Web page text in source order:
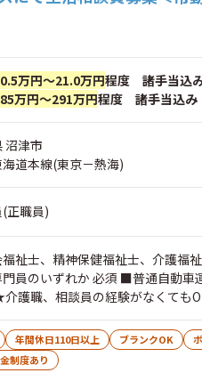
万円～21.0万円程度 諸手当込
万円～291万円程度 諸手当込み
沼津市
海道本線(東京－熱海)
正職員)
祉士、精神保健福祉士、介護福
員のいずれか 必須 ■普通自動車
） ★介護職、相談員の経験がなくても
年間休日110日以上 ブランクOK
制度あり